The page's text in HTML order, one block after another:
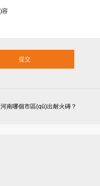
河南哪個市區(qū)出耐火磚？